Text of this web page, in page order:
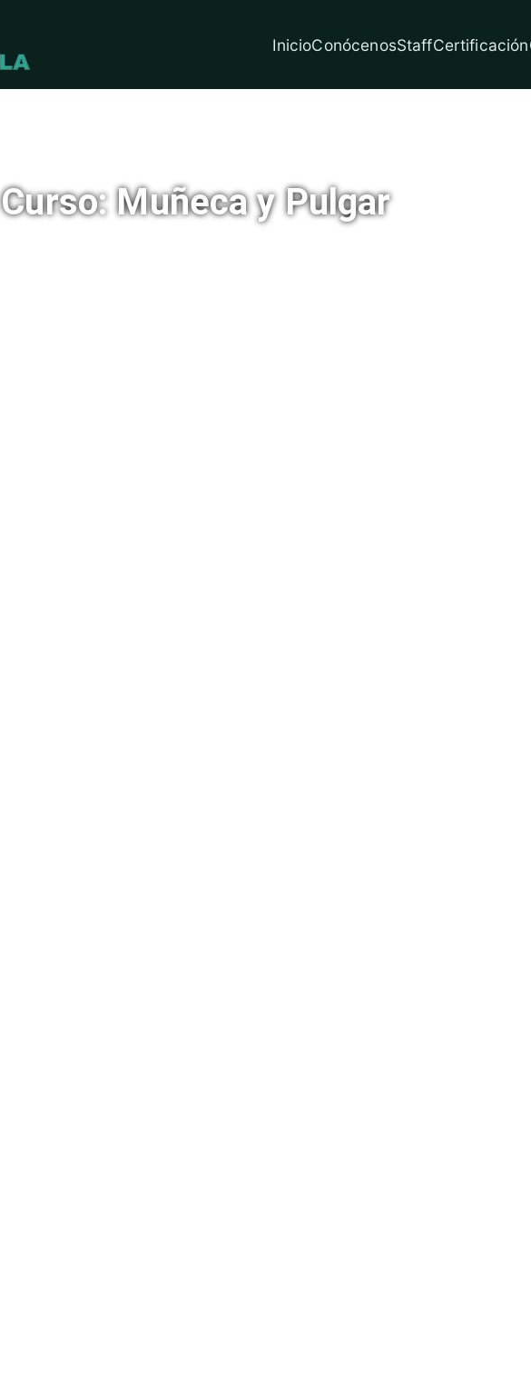
Academia Internacional de Medicina Ortopedica
InicioConócenosStaffCertificación
Curso: Muñeca y Pulgar